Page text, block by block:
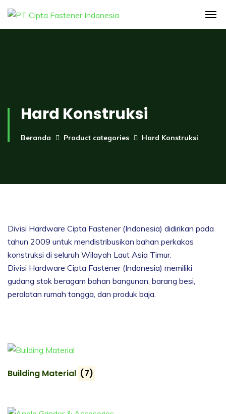
Hard Konstruksi
Beranda Product categories Hard Konstruksi
Divisi Hardware Cipta Fastener (Indonesia) didirikan pada
tahun 2009 untuk mendistribusikan bahan perkakas
konstruksi di seluruh Wilayah Laut Asia Timur.
Divisi Hardware Cipta Fastener (Indonesia) memiliki
gudang stok beragam bahan bangunan, barang besi,
peralatan rumah tangga, dan produk baja.
Building Material (7)